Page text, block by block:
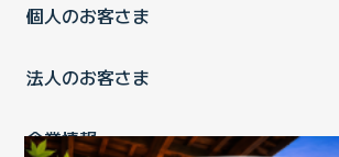
個人のお客さま
法人のお客さま
企業情報